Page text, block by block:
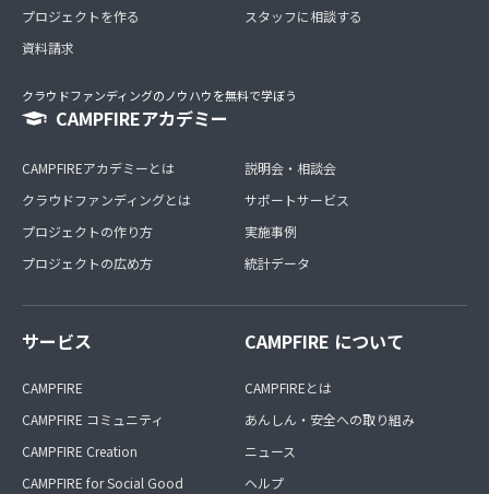
プロジェクトを作る
資料請求
スタッフに相談する
クラウドファンディングのノウハウを無料で学ぼう
CAMPFIREアカデミー
CAMPFIREアカデミーとは
クラウドファンディングとは
プロジェクトの作り方
プロジェクトの広め方
説明会・相談会
サポートサービス
実施事例
統計データ
サービス
CAMPFIRE
CAMPFIRE コミュニティ
CAMPFIRE Creation
CAMPFIRE for Social Good
CAMPFIRE について
CAMPFIREとは
あんしん・安全への取り組み
ニュース
ヘルプ